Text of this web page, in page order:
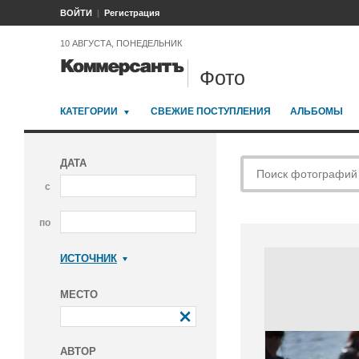
ВОЙТИ Регистрация
10 АВГУСТА, ПОНЕДЕЛЬНИК
Фото
КАТЕГОРИИ СВЕЖИЕ ПОСТУПЛЕНИЯ АЛЬБОМЫ
ДАТА
с
по
ИСТОЧНИК
МЕСТО
АВТОР